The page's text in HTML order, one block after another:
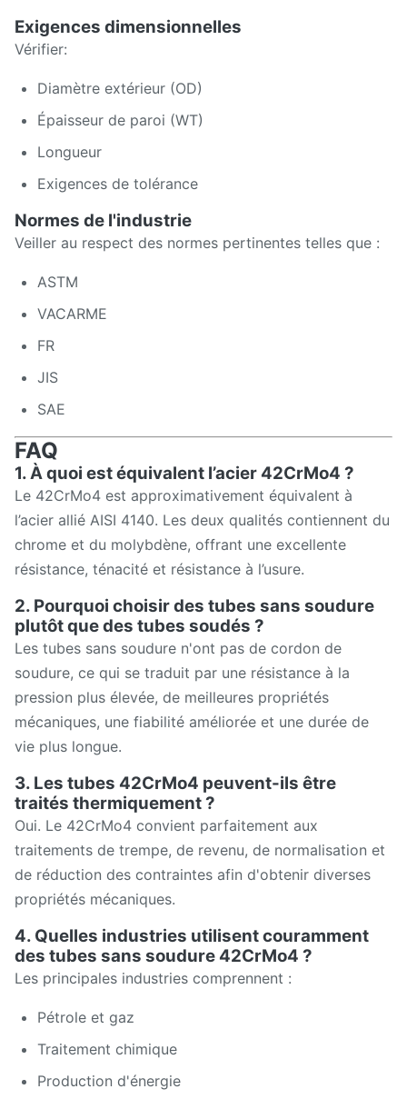
Exigences dimensionnelles
Vérifier:
Diamètre extérieur (OD)
Épaisseur de paroi (WT)
Longueur
Exigences de tolérance
Normes de l'industrie
Veiller au respect des normes pertinentes telles que :
ASTM
VACARME
FR
JIS
SAE
FAQ
1. À quoi est équivalent l’acier 42CrMo4 ?
Le 42CrMo4 est approximativement équivalent à
l’acier allié AISI 4140. Les deux qualités contiennent du
chrome et du molybdène, offrant une excellente
résistance, ténacité et résistance à l’usure.
2. Pourquoi choisir des tubes sans soudure
plutôt que des tubes soudés ?
Les tubes sans soudure n'ont pas de cordon de
soudure, ce qui se traduit par une résistance à la
pression plus élevée, de meilleures propriétés
mécaniques, une fiabilité améliorée et une durée de
vie plus longue.
3. Les tubes 42CrMo4 peuvent-ils être
traités thermiquement ?
Oui. Le 42CrMo4 convient parfaitement aux
traitements de trempe, de revenu, de normalisation et
de réduction des contraintes afin d'obtenir diverses
propriétés mécaniques.
4. Quelles industries utilisent couramment
des tubes sans soudure 42CrMo4 ?
Les principales industries comprennent :
Pétrole et gaz
Traitement chimique
Production d'énergie